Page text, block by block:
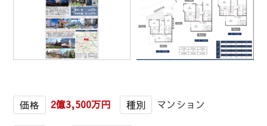
1/1
価格 2億3,500万円 種別 マンション